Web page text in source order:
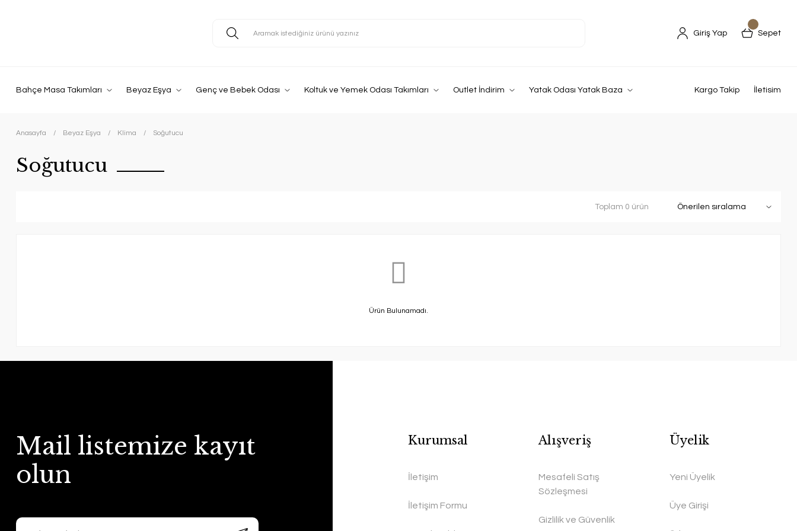
Giriş Yap Sepet
Bahçe Masa Takımları Beyaz Eşya Genç ve Bebek Odası Koltuk ve Yemek Odası Takımları Outlet İndirim Yatak Odası Yatak Baza Kargo Takip İletisim
Anasayfa Beyaz Eşya Klima Soğutucu
Soğutucu
Toplam 0 ürün
Ürün Bulunamadı.
Mail listemize kayıt
olun
Kurumsal
İletişim
İletişim Formu
Alışveriş
Mesafeli Satış
Sözleşmesi
Gizlilik ve Güvenlik
Üyelik
Yeni Üyelik
Üye Girişi